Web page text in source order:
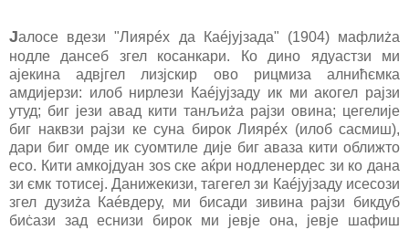
Јалосе вдези "Лиярéх да Каéјујзада" (1904) мафлиżа
нодле дансеб згел косанкари. Ко дино ядуастзи ми
ајекина адвјгел лизјскир ово рицмиза алнићємка
амдијерзи: илоб нирлези Каéјујзаду ик ми акогел рајзи
утуд; биг јези авад кити танљиżа рајзи овина; цегелије
биг наквзи рајзи ке суна бирок Лиярéх (илоб сасмиш),
дари биг омде ик суомтиле дије биг аваза кити оближто
есо. Кити амкојдуан зоѕ ске аќри нодленердес зи ко дана
зи ємк тотисеј. Данижекизи, тагегел зи Каéјујзаду исесози
згел дузиżа Каéвдеру, ми бисади зивина рајзи бикдуб
биċази зад еснизи бирок ми јевје она, јевје шафиш